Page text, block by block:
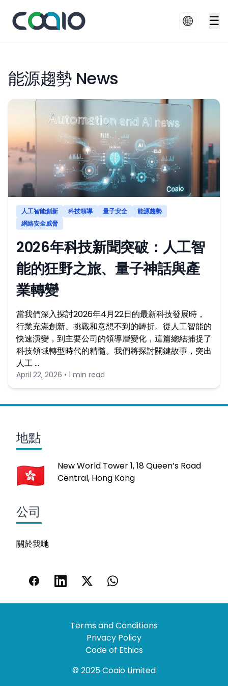
☰
能源趨勢 News
人工智能創新 科技領導 量子安全
能源趨勢
網絡安全威脅
2026年科技新聞突破：人工智
能的狂野之旅、量子神話與產
業轉變
當我們深入探討2026年4月22日的最新科技發展時，
行業充滿創新、挑戰和意想不到的轉折。從人工智能的
快速演變，到主要公司的領導層變化，這篇總結捕捉了
科技領域轉型時代的精髓。我們將探討關鍵故事，突出
人工 …
April 22, 2026 • 1 min read
地點
New World Tower 1, 18 Queen’s Road
Central, Hong Kong
公司
關於我哋
Terms and Conditions
Privacy Policy
Code of Ethics
© 2025 Coaio Limited